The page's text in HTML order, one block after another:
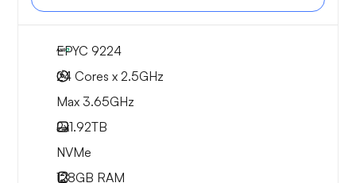
EPYC 9224
24 Cores x 2.5GHz
Max 3.65GHz
2x1.92TB
NVMe
128GB RAM